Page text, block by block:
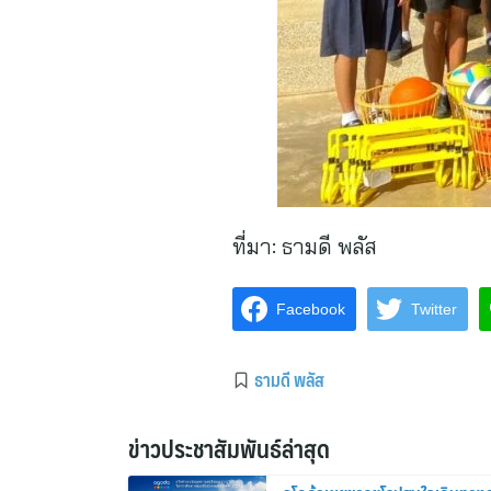
ที่มา: ธามดี พลัส
Facebook Twitter
ธามดี พลัส
ข่าวประชาสัมพันธ์ล่าสุด